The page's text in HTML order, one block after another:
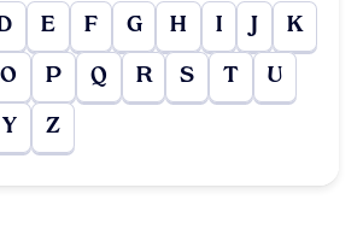
E F G H I J K
O P Q R S T U
Y Z